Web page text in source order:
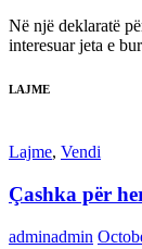
Në një deklaratë
interesuar jeta e
LAJME
Lajme, Vendi
Çashka për
adminadmin